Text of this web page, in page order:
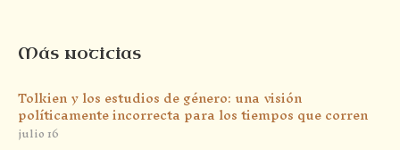
Más noticias
Tolkien y los estudios de género: una visión
políticamente incorrecta para los tiempos que corren
julio 16